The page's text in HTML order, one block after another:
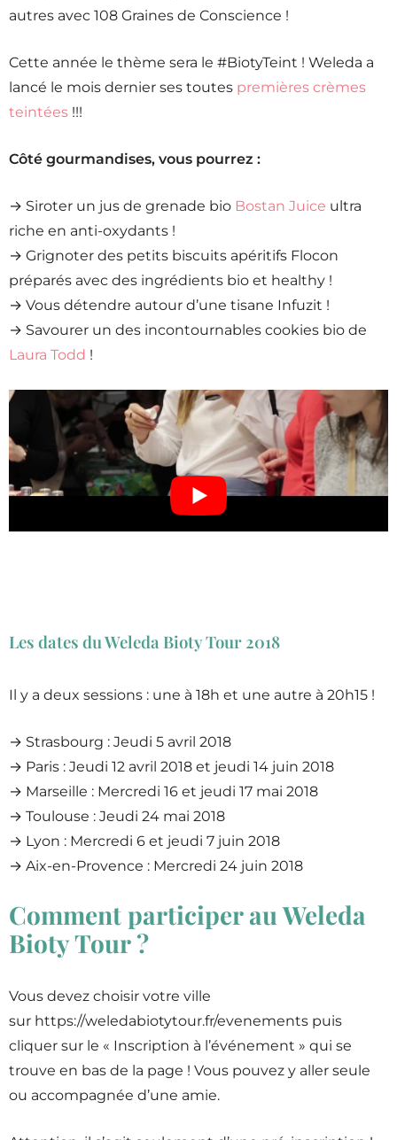
autres avec 108 Graines de Conscience !
Cette année le thème sera le #BiotyTeint ! Weleda a
lancé le mois dernier ses toutes premières crèmes
teintées !!!
Côté gourmandises, vous pourrez :
→ Siroter un jus de grenade bio Bostan Juice ultra
riche en anti-oxydants !
→ Grignoter des petits biscuits apéritifs Flocon
préparés avec des ingrédients bio et healthy !
→ Vous détendre autour d’une tisane Infuzit !
→ Savourer un des incontournables cookies bio de
Laura Todd !
Les dates du Weleda Bioty Tour 2018
Il y a deux sessions : une à 18h et une autre à 20h15 !
→ Strasbourg : Jeudi 5 avril 2018
→ Paris : Jeudi 12 avril 2018 et jeudi 14 juin 2018
→ Marseille : Mercredi 16 et jeudi 17 mai 2018
→ Toulouse : Jeudi 24 mai 2018
→ Lyon : Mercredi 6 et jeudi 7 juin 2018
→ Aix-en-Provence : Mercredi 24 juin 2018
Comment participer au Weleda
Bioty Tour ?
Vous devez choisir votre ville
sur https://weledabiotytour.fr/evenements puis
cliquer sur le « Inscription à l’événement » qui se
trouve en bas de la page ! Vous pouvez y aller seule
ou accompagnée d’une amie.